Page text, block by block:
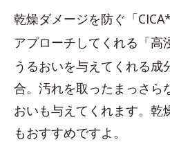
乾燥ダメージを防ぐ「CICA*
アプローチしてくれる「高
うるおいを与えてくれる成
合。汚れを取ったまっさら
おいも与えてくれます。乾
もおすすめですよ。